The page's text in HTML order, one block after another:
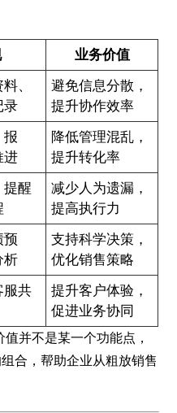
业务价值
、
录
避免信息分散，
提升协作效率
报
进
降低管理混乱，
提升转化率
提醒
减少人为遗漏，
提高执行力
预
析
支持科学决策，
优化销售策略
服共
提升客户体验，
促进业务协同
并不是某一个功能点，
合，帮助企业从粗放销售